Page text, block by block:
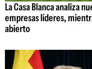
La Casa Blanca analiza
empresas líderes,
abierto